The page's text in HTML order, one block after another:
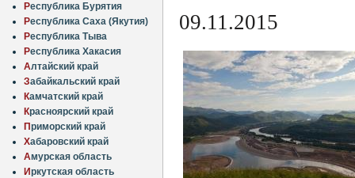
Республика Бурятия
Республика Саха (Якутия)
Республика Тыва
Республика Хакасия
Алтайский край
Забайкальский край
Камчатский край
Красноярский край
Приморский край
Хабаровский край
Амурская область
Иркутская область
09.11.2015